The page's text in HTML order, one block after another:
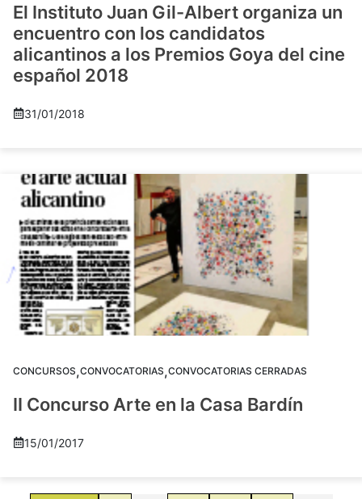
El Instituto Juan Gil-Albert organiza un
encuentro con los candidatos
alicantinos a los Premios Goya del cine
español 2018
31/01/2018
CONCURSOS,CONVOCATORIAS,CONVOCATORIAS CERRADAS
II Concurso Arte en la Casa Bardín
15/01/2017